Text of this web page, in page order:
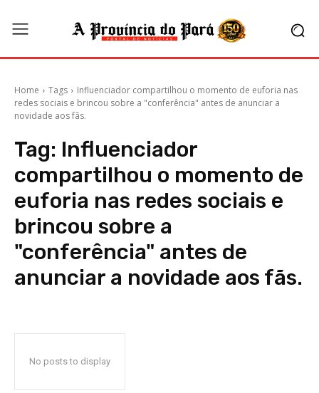
Home Tags
Influenciador compartilhou o momento de euforia nas
redes sociais e brincou sobre a "conferência" antes de anunciar a
novidade aos fãs.
Tag: Influenciador
compartilhou o momento de
euforia nas redes sociais e
brincou sobre a
"conferência" antes de
anunciar a novidade aos fãs.
No posts to display